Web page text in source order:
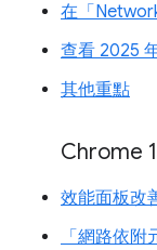
在「
查看 2025
其他重點
Chrome
效能面板改
「網路依